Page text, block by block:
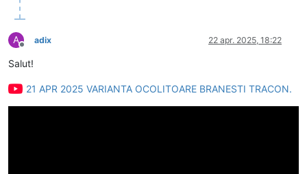
A
Deconectat
adix 22 apr. 2025, 18:22
Salut!
21 APR 2025 VARIANTA OCOLITOARE BRANESTI TRACON.